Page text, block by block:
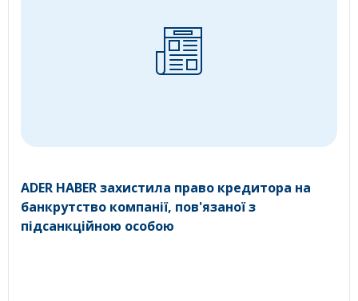
ADER HABER захистила право кредитора на
банкрутство компанії, пов'язаної з
підсанкційною особою